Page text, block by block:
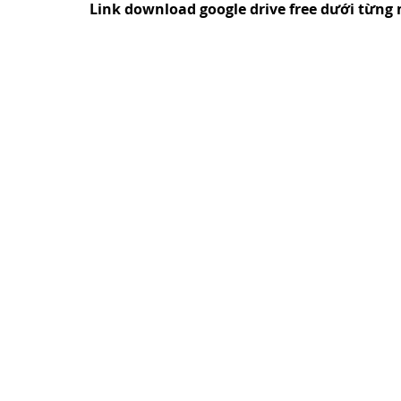
Link download google drive free dưới từng